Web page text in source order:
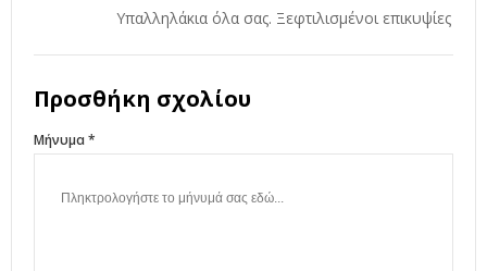
Υπαλληλάκια όλα σας. Ξεφτιλισμένοι επικυψίες
Προσθήκη σχολίου
Μήνυμα *